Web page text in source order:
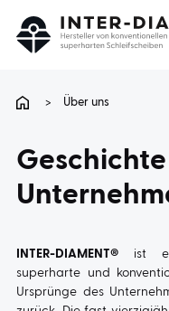
PRODUKTE
DIENSTLEISTUNGEN
FAQ
> Über uns
INTER-DIAMENT®ist ein
superharte und
Ursprünge des